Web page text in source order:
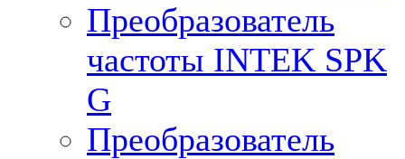
Преобразователь
частоты INTEK SPK
G
Преобразователь